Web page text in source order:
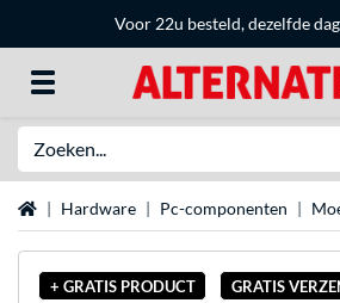
Voor 22u besteld, dezelfde
Home Hardware Pc-componenten
+ GRATIS PRODUCT GRATIS